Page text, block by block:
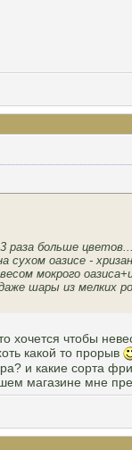
больше
оазисе -
мокрого
шары из мелких
чтобы
какой то прорыв
и какие сорта
магазине мне